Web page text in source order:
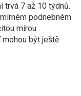
trvá 7 až 10 týdnů.
podnebném
mírou
být ještě